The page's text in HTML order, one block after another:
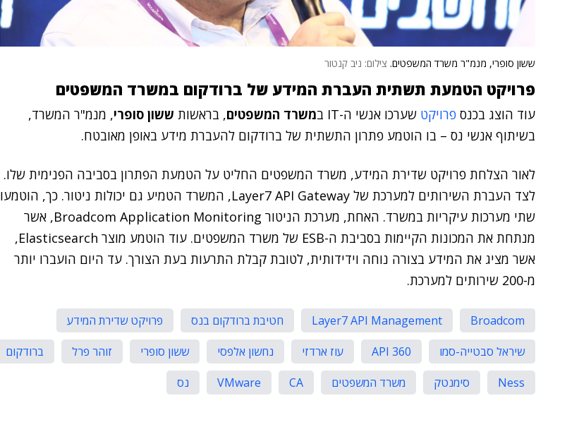
ששון סופרי, מנמ"ר משרד המשפטים. צילום: ניב קנטור
פרויקט הטמעת תשתית העברת המידע של ברודקום במשרד המשפטים
עוד הוצג בכנס פרויקט שערכו אנשי ה-IT ב משרד המשפטים, בראשות ששון סופרי, מנמ"ר המשרד,
בשיתוף אנשי נס – בו הוטמע פתרון התשתית של ברודקום להעברת מידע באופן מאובטח.
לאור הצלחת פרויקט שדירת המידע, משרד המשפטים החליט על הטמעת הפתרון בסביבה הפנימית שלו.
לצד העברת השירותים למערכת של Layer7 API Gateway, המשרד הטמיע גם יכולות ניטור. כך, הוטמעו
שתי מערכות עיקריות במשרד. האחת, מערכת הניטור Broadcom Application Monitoring, אשר
מנתחת את המכונות הקיימות בסביבת ה-ESB של משרד המשפטים. עוד הוטמע מוצר Elasticsearch,
אשר מציג את המידע בצורה נוחה וידידותית, לטובת קבלת התרעות בעת הצורך. עד היום הועברו יותר
מ-200 שירותים למערכת.
Broadcom
Layer7 API Management חטיבת ברודקום בנס
פרויקט שדירת המידע
שיראל סבטייה-סמו
API 360 עוז ארדזי נחשון אלפסי ששון סופרי זוהר פרל
ברודקום
Ness
סימנטק משרד המשפטים CA
VMware נס